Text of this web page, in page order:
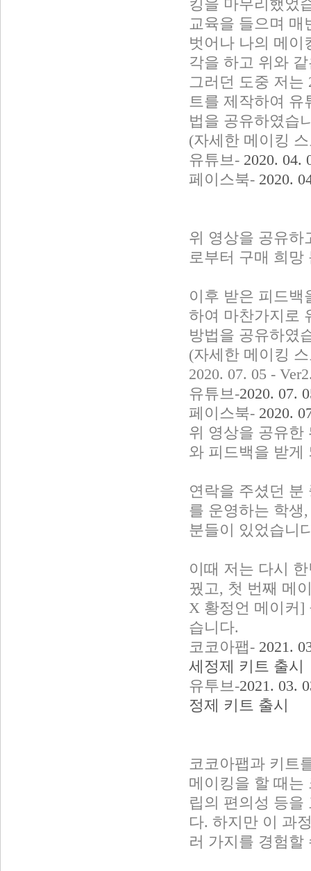
킹을 마무리했었
교육을 들으며 매
벗어나 나의 메이
각을 하고 위와
그러던 도중 저는
트를 제작하여 유
법을 공유하였습
(자세한 메이킹
유튜브- 2020. 04.
페이스북- 2020.
위 영상을 공유하
로부터 구매 희망
이후 받은 피드백
하여 마찬가지로
방법을 공유하였
(자세한 메이킹
2020. 07. 05 -
유튜브-2020. 07.
페이스북- 2020.
위 영상을 공유한
와 피드백을 받게
연락을 주셨던 분
를 운영하는 학생
분들이 있었습니
이때 저는 다시
꿨고, 첫 번째 메
X 황정언 메이커]
습니다.
코코아팹- 2021.
세정제 키트 출시
유투브-2021. 03.
정제 키트 출시
코코아팹과 키트
메이킹을 할 때는
립의 편의성 등을
다. 하지만 이 과
러 가지를 경험할